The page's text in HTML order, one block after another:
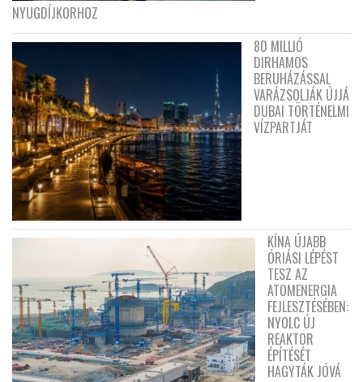
NYUGDÍJKORHOZ
80 MILLIÓ
DIRHAMOS
BERUHÁZÁSSAL
VARÁZSOLJÁK ÚJJÁ
DUBAI TÖRTÉNELMI
VÍZPARTJÁT
KÍNA ÚJABB
ÓRIÁSI LÉPÉST
TESZ AZ
ATOMENERGIA
FEJLESZTÉSÉBEN:
NYOLC ÚJ
REAKTOR
ÉPÍTÉSÉT
HAGYTÁK JÓVÁ